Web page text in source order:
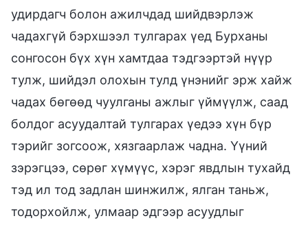
удирдагч болон ажилчдад шийдвэрлэж
чадахгүй бэрхшээл тулгарах үед Бурханы
сонгосон бүх хүн хамтдаа тэдгээртэй нүүр
тулж, шийдэл олохын тулд үнэнийг эрж хайж
чадах бөгөөд чуулганы ажлыг үймүүлж, саад
болдог асуудалтай тулгарах үедээ хүн бүр
тэрийг зогсоож, хязгаарлаж чадна. Үүний
зэрэгцээ, сөрөг хүмүүс, хэрэг явдлын тухайд
тэд ил тод задлан шинжилж, ялган таньж,
тодорхойлж, улмаар эдгээр асуудлыг